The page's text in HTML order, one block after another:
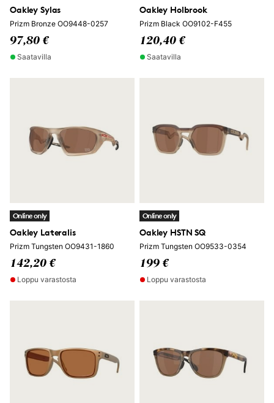
Oakley Sylas
Prizm Bronze OO9448-0257
97,80 €
Saatavilla
Oakley Holbrook
Prizm Black OO9102-F455
120,40 €
Saatavilla
Online only
Oakley Lateralis
Prizm Tungsten OO9431-1860
142,20 €
Loppu varastosta
Online only
Oakley HSTN SQ
Prizm Tungsten OO9533-0354
199 €
Loppu varastosta